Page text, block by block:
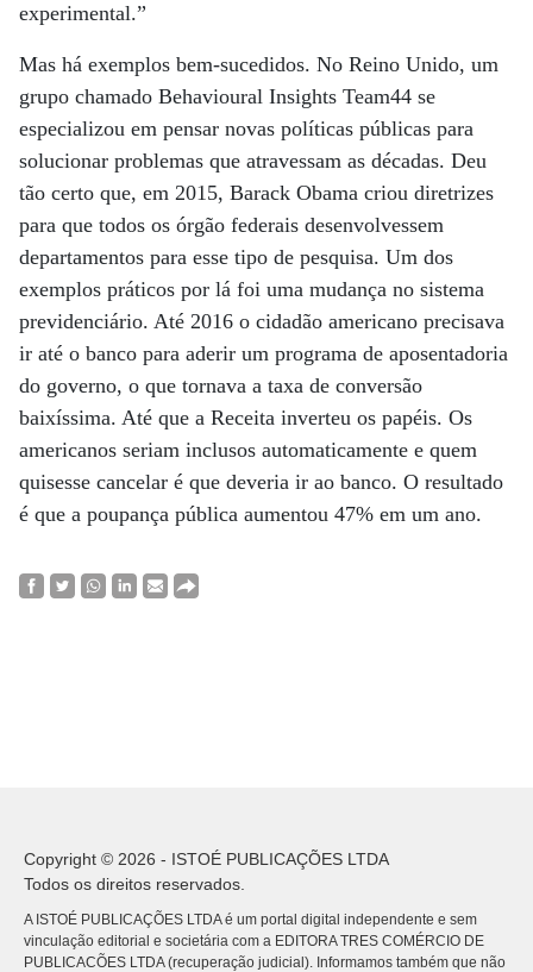
experimental.”
Mas há exemplos bem-sucedidos. No Reino Unido, um
grupo chamado Behavioural Insights Team44 se
especializou em pensar novas políticas públicas para
solucionar problemas que atravessam as décadas. Deu
tão certo que, em 2015, Barack Obama criou diretrizes
para que todos os órgão federais desenvolvessem
departamentos para esse tipo de pesquisa. Um dos
exemplos práticos por lá foi uma mudança no sistema
previdenciário. Até 2016 o cidadão americano precisava
ir até o banco para aderir um programa de aposentadoria
do governo, o que tornava a taxa de conversão
baixíssima. Até que a Receita inverteu os papéis. Os
americanos seriam inclusos automaticamente e quem
quisesse cancelar é que deveria ir ao banco. O resultado
é que a poupança pública aumentou 47% em um ano.
Copyright © 2026 - ISTOÉ PUBLICAÇÕES LTDA
Todos os direitos reservados.
A ISTOÉ PUBLICAÇÕES LTDA é um portal digital independente e sem
vinculação editorial e societária com a EDITORA TRES COMÉRCIO DE
PUBLICACÕES LTDA (recuperação judicial). Informamos também que não